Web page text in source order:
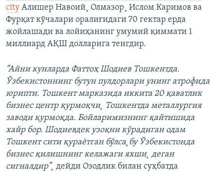
city Алишер Навоий¸ Олмазор¸ Ислом Каримов ва
Фурқат кўчалари оралиғидаги 70 гектар ерда
жойлашади ва лойиҳанинг умумий қиммати 1
миллиард АҚШ долларига тенгдир.
“Айни кунларда Фаттоҳ Шодиeв Тошкентда.
Ўзбекистоннинг бутун пулдорлари унинг атрофида
юрипти. Тошкент марказида иккита 20 қаватлик
бизнес центр қурмоқчи¸ Тошкентда металлургия
заводи қурмоқда. Бойларимизнинг қайтишида
хайр бор. Шодиевдек узоқни кўрадиган одам
Тошкент сити қураëтган бўлса¸бу Ўзбекистонда
бизнес қилишнинг келажаги яхши¸ деган
сигналдир”¸ дейди Озодлик билан суҳбатда